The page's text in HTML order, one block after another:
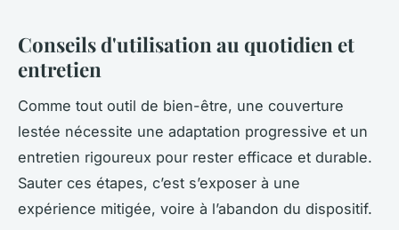
Conseils d'utilisation au quotidien et
entretien
Comme tout outil de bien-être, une couverture
lestée nécessite une adaptation progressive et un
entretien rigoureux pour rester efficace et durable.
Sauter ces étapes, c’est s’exposer à une
expérience mitigée, voire à l’abandon du dispositif.